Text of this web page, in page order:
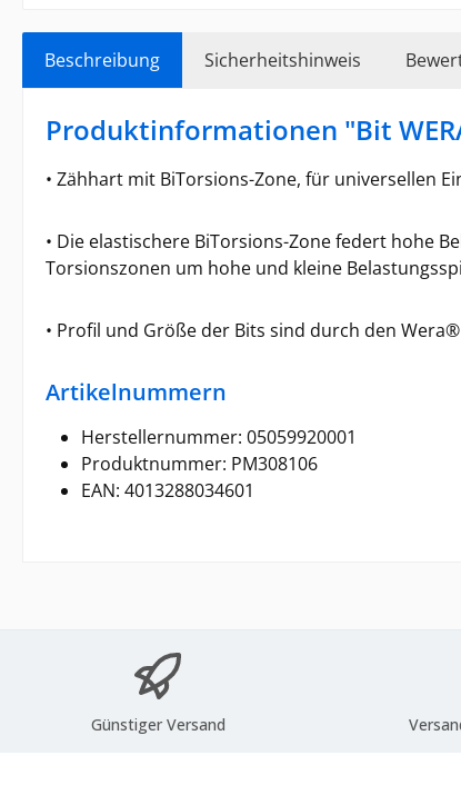
Beschreibung Sicherheitshinweis
Produktinformationen "Bit
• Zähhart mit BiTorsions-Zone, für universellen
• Die elastischere BiTorsions-Zone federt hohe
Torsionszonen um hohe und kleine
• Profil und Größe der Bits sind durch den
Artikelnummern
Herstellernummer: 05059920001
Produktnummer: PM308106
EAN: 4013288034601
Günstiger Versand